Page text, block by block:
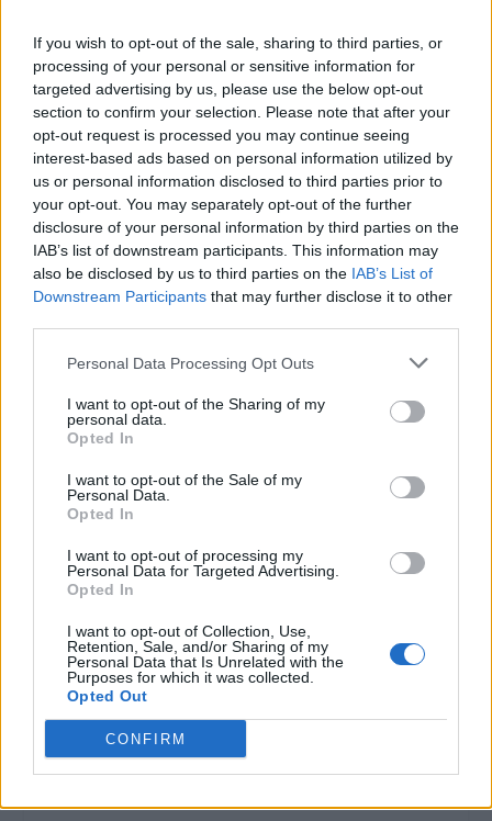
If you wish to opt-out of the sale, sharing to third parties, or
processing of your personal or sensitive information for
targeted advertising by us, please use the below opt-out
section to confirm your selection. Please note that after your
opt-out request is processed you may continue seeing
interest-based ads based on personal information utilized by
us or personal information disclosed to third parties prior to
your opt-out. You may separately opt-out of the further
disclosure of your personal information by third parties on the
IAB’s list of downstream participants. This information may
also be disclosed by us to third parties on the IAB’s List of
Downstream Participants that may further disclose it to other
Personal Data Processing Opt Outs
I want to opt-out of the Sharing of my
personal data.
Opted In
I want to opt-out of the Sale of my
Personal Data.
Opted In
I want to opt-out of processing my
Personal Data for Targeted Advertising.
Opted In
I want to opt-out of Collection, Use,
Retention, Sale, and/or Sharing of my
Personal Data that Is Unrelated with the
Purposes for which it was collected.
Opted Out
CONFIRM